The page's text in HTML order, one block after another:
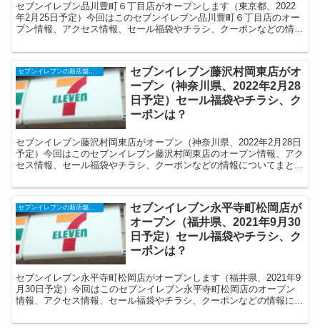
セブンイレブン品川豊町６丁目店がオープンします（東京都、2022
年2月25日予定）今回はこのセブンイレブン品川豊町６丁目店のオー
プン情報、アクセス情報、セール福袋やチラシ、クーポンなどの情報
セブンイレブンの新店舗開店予定・オープンセール（福袋）、クーポンなど
セブンイレブン藤沢村岡東店がオ
ープン（神奈川県、2022年2月28
日予定）セール福袋やチラシ、ク
ーポンは？
セブンイレブン藤沢村岡東店がオープン（神奈川県、2022年2月28日
予定）今回はこのセブンイレブン藤沢村岡東店のオープン情報、アク
セス情報、セール福袋やチラシ、クーポンなどの情報についてまとめ
セブンイレブン永平寺町松岡店が
オープン（福井県、2021年9月30
日予定）セール福袋やチラシ、ク
ーポンは？
セブンイレブン永平寺町松岡店がオープンします（福井県、2021年9
月30日予定）今回はこのセブンイレブン永平寺町松岡店のオープン
情報、アクセス情報、セール福袋やチラシ、クーポンなどの情報につ